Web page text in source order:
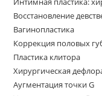
Восстановление
Вагинопластика
Коррекция половых
Пластика клитора
Хирургическая
Аугментация точки G